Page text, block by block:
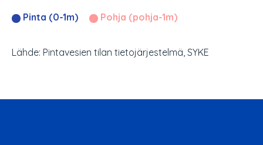
Pinta (0-1m) Pohja (pohja-1m)
Lähde: Pintavesien tilan tietojärjestelmä, SYKE